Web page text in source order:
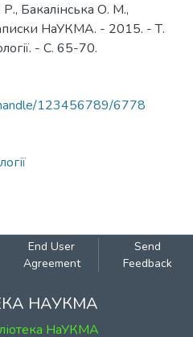
Бакалінська О. М.,
НаУКМА. - 2015. - Т.
- С. 65-70.
123456789/6778
End User
Agreement
Send
Feedback
НАУКМА
НаУКМА